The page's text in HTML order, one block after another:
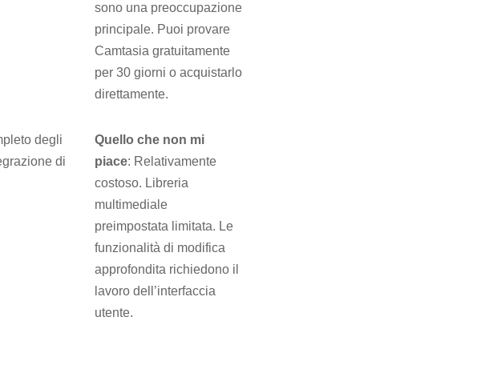
sono una preoccupazione
principale. Puoi provare
Camtasia gratuitamente
per 30 giorni o acquistarlo
direttamente.
degli
di
Quello che non mi
piace: Relativamente
costoso. Libreria
multimediale
preimpostata limitata. Le
funzionalità di modifica
approfondita richiedono il
lavoro dell’interfaccia
utente.